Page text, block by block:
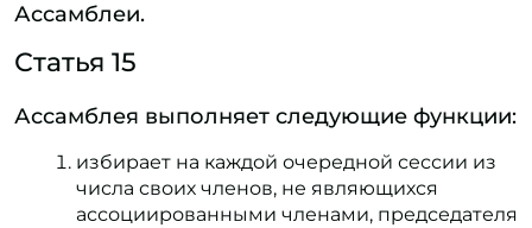
Ассамблеи.
Статья 15
Ассамблея выполняет следующие функции:
избирает на каждой очередной сессии из
числа своих членов, не являющихся
ассоциированными членами, председателя